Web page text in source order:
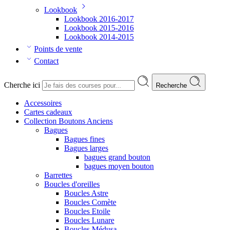
Lookbook
Lookbook 2016-2017
Lookbook 2015-2016
Lookbook 2014-2015
Points de vente
Contact
Cherche ici Recherche
Accessoires
Cartes cadeaux
Collection Boutons Anciens
Bagues
Bagues fines
Bagues larges
bagues grand bouton
bagues moyen bouton
Barrettes
Boucles d'oreilles
Boucles Astre
Boucles Comète
Boucles Etoile
Boucles Lunare